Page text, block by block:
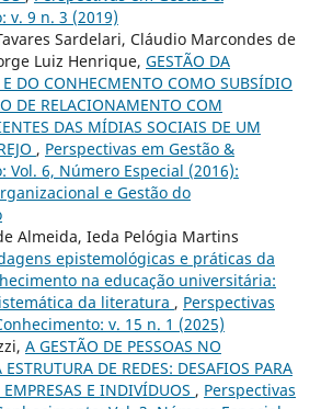
v. 9 n. 3 (2019)
Sardelari, Cláudio Marcondes de
Luiz Henrique, GESTÃO DA
DO CONHECMENTO COMO SUBSÍDIO
DE RELACIONAMENTO COM
DAS MÍDIAS SOCIAIS DE UM
, Perspectivas em Gestão &
Vol. 6, Número Especial (2016):
e Gestão do
Almeida, Ieda Pelógia Martins
epistemológicas e práticas da
na educação universitária:
da literatura , Perspectivas
v. 15 n. 1 (2025)
A GESTÃO DE PESSOAS NO
DE REDES: DESAFIOS PARA
E INDIVÍDUOS , Perspectivas